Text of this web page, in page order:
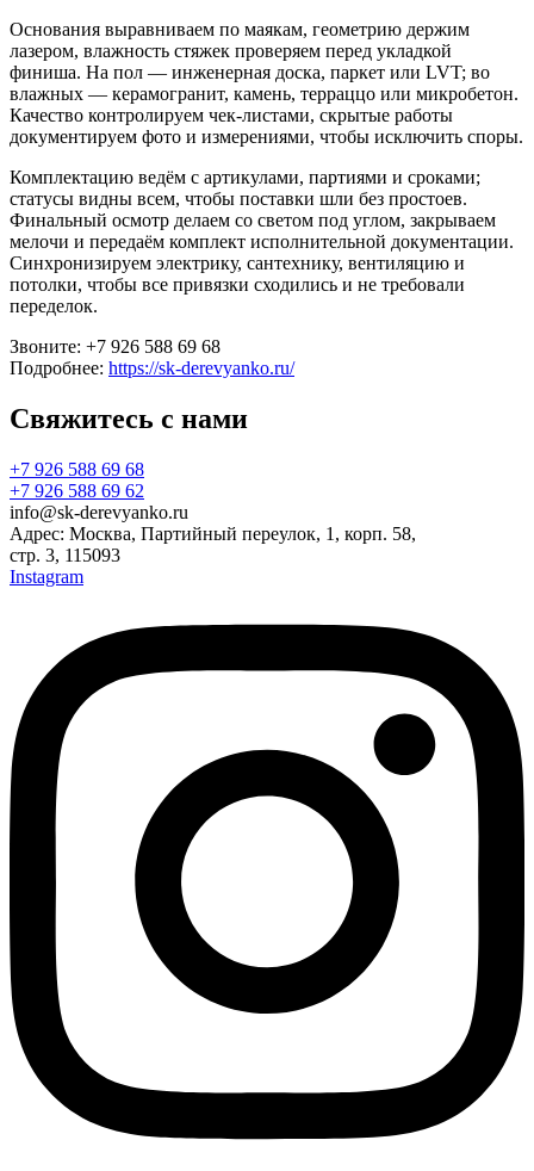
Основания выравниваем по маякам, геометрию держим
лазером, влажность стяжек проверяем перед укладкой
финиша. На пол — инженерная доска, паркет или LVT; во
влажных — керамогранит, камень, терраццо или микробетон.
Качество контролируем чек-листами, скрытые работы
документируем фото и измерениями, чтобы исключить споры.
Комплектацию ведём с артикулами, партиями и сроками;
статусы видны всем, чтобы поставки шли без простоев.
Финальный осмотр делаем со светом под углом, закрываем
мелочи и передаём комплект исполнительной документации.
Синхронизируем электрику, сантехнику, вентиляцию и
потолки, чтобы все привязки сходились и не требовали
переделок.
Звоните: +7 926 588 69 68
Подробнее: https://sk-derevyanko.ru/
Свяжитесь с нами
+7 926 588 69 68
+7 926 588 69 62
info@sk-derevyanko.ru
Адрес: Москва, Партийный переулок, 1, корп. 58,
стр. 3, 115093
Instagram